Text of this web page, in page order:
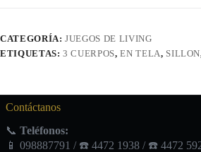
CATEGORÍA:JUEGOS DE LIVING
ETIQUETAS:3 CUERPOS,EN TELA, SILLON
Contáctanos
📞 Teléfonos:
📱 098887791 / ☎️ 4472 1938 / ☎️ 4472